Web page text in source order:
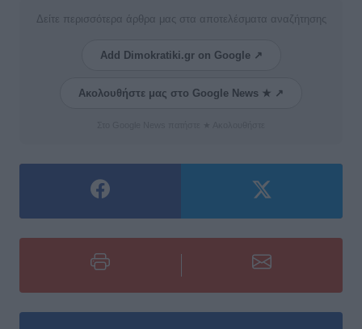
Δείτε περισσότερα άρθρα μας στα αποτελέσματα αναζήτησης
Add Dimokratiki.gr on Google ↗
Ακολουθήστε μας στο Google News ★ ↗